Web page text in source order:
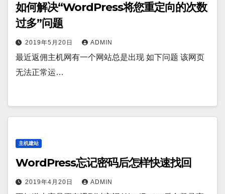
如何解决“WordPress将您重定向的次数
过多”问题
2019年5月20日 ADMIN
最近返佣主机网有一个网站总是出现 如下问题 该网页
无法正常运…
主机建站
WordPress忘记密码后怎样快速找回
2019年4月20日 ADMIN